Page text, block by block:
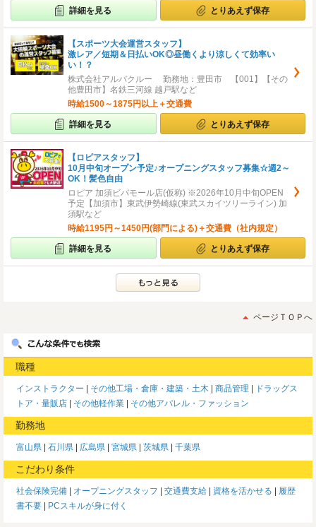
詳細を見る とりあえず保存
【スポーツ大会運営スタッフ】
激レア／短期＆日払いOK◎昼働くより涼しくて効率い
い！？
株式会社アルバクルー 勤務地：豊田市 【001】【その
他豊田市】名鉄三河線 越戸駅など
時給1500～1875円以上＋交通費
詳細を見る とりあえず保存
【ロピアスタッフ】
10月中旬オープン予定♪オープニングスタッフ募集☆週2～
OK！髪色自由
ロピア 加須ビバモール店(仮称) ※2026年10月中旬OPEN
予定【加須市】東武伊勢崎線(東武スカイツリーライン) 加
須駅など
時給1195円～1450円(部門による)＋交通費（社内規定）
詳細を見る とりあえず保存
ページＴＯＰへ
職種
インストラクター その他工場・倉庫・建築・土木 商品管理
ドラッグス
トア・量販店
その他軽作業 その他アパレル・ファッション
勤務地
富山県 石川県 広島県 宮城県 茨城県 千葉県
こだわり条件
社会保険完備 オープニングスタッフ 交通費支給 資格を活かせる
履歴
書不要
PCスキルが身に付く